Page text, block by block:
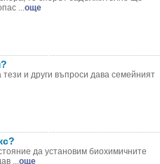
...още
и други въпроси дава семейният
да установим биохимичните
...още